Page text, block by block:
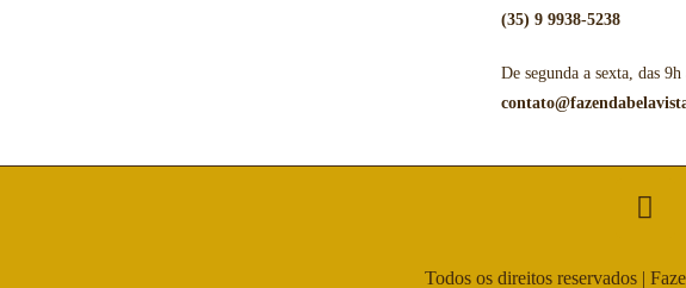
(35) 9 9938-5238
De segunda a sexta, das 9h
Todos os direitos reservados |